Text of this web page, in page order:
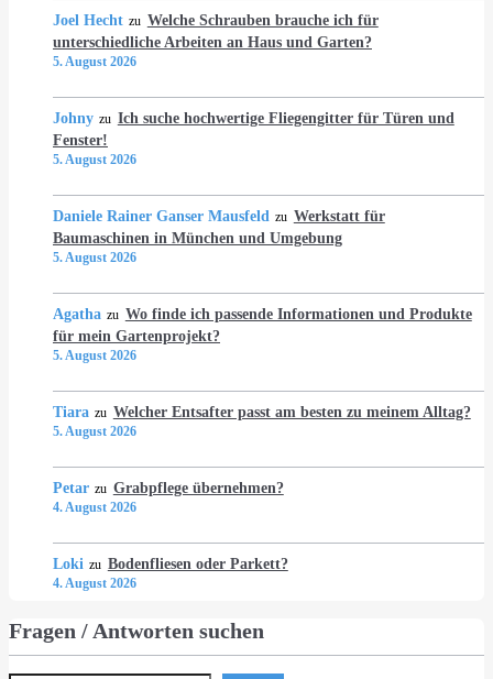
Joel Hecht zu Welche Schrauben brauche ich für
unterschiedliche Arbeiten an Haus und Garten?
5. August 2026
Johny zu Ich suche hochwertige Fliegengitter für Türen und
Fenster!
5. August 2026
Daniele Rainer Ganser Mausfeld zu Werkstatt für
Baumaschinen in München und Umgebung
5. August 2026
Agatha zu Wo finde ich passende Informationen und Produkte
für mein Gartenprojekt?
5. August 2026
Tiara zu Welcher Entsafter passt am besten zu meinem Alltag?
5. August 2026
Petar zu Grabpflege übernehmen?
4. August 2026
Loki zu Bodenfliesen oder Parkett?
4. August 2026
Fragen / Antworten suchen